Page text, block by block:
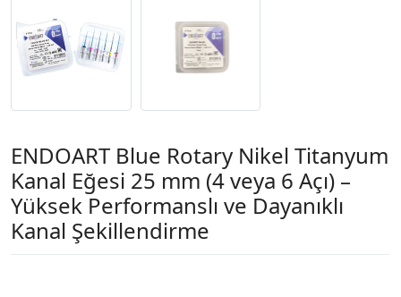
ENDOART Blue Rotary Nikel Titanyum
Kanal Eğesi 25 mm (4 veya 6 Açı) –
Yüksek Performanslı ve Dayanıklı
Kanal Şekillendirme